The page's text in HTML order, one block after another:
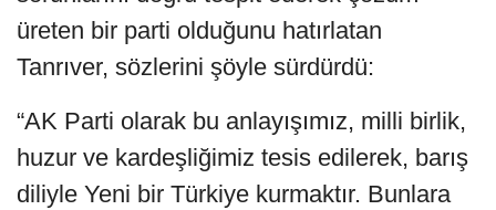
üreten bir parti olduğunu hatırlatan
Tanrıver, sözlerini şöyle sürdürdü:
“AK Parti olarak bu anlayışımız, milli birlik,
huzur ve kardeşliğimiz tesis edilerek, barış
diliyle Yeni bir Türkiye kurmaktır. Bunlara